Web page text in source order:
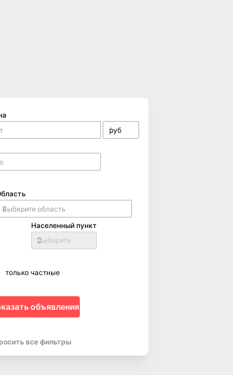
Населенный пункт
Выберите
только частные
объявления
все фильтры